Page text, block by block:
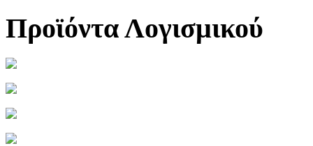
Προϊόντα Λογισμικού